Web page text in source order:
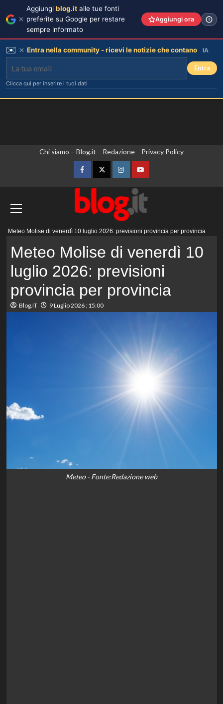
Chi siamo – Blog.it Redazione Privacy Policy
FacebookTwitterInstagramYouTube
Meteo Molise di venerdì 10 luglio 2026: previsioni provincia per provincia
Meteo Molise di venerdì 10
luglio 2026: previsioni
provincia per provincia
Blog.IT 9 Luglio 2026 : 15:00
Meteo - Fonte:Redazione web
Aggiungi blog.it alle tue fonti
preferite su Google per restare
sempre informato
Aggiungi ora
✉️ Entra nella community - ricevi le notizie che contano IA
Entra
Clicca qui per inserire i tuoi dati